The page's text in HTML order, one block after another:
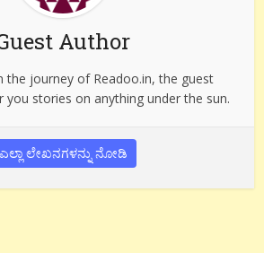
Author
the journey of Readoo.in, the guest
you stories on anything under the sun.
ಎಲ್ಲಾ ಲೇಖನಗಳನ್ನು ನೋಡಿ